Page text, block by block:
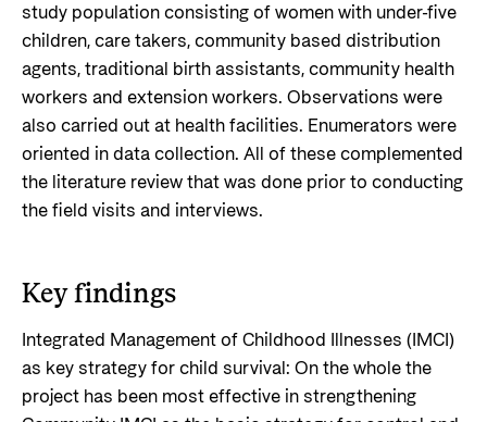
study population consisting of women with under-five
children, care takers, community based distribution
agents, traditional birth assistants, community health
workers and extension workers. Observations were
also carried out at health facilities. Enumerators were
oriented in data collection. All of these complemented
the literature review that was done prior to conducting
the field visits and interviews.
Key findings
Integrated Management of Childhood Illnesses (IMCI)
as key strategy for child survival: On the whole the
project has been most effective in strengthening